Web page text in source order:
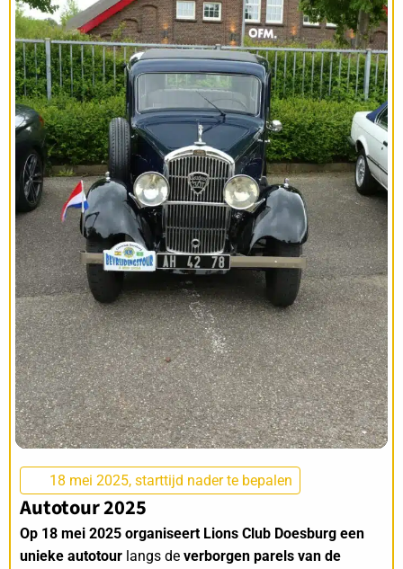
18 mei 2025, starttijd nader te bepalen
Autotour 2025
Op 18 mei 2025 organiseert Lions Club Doesburg een
unieke autotour langs de verborgen parels van de